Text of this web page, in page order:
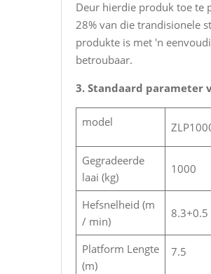
Deur hierdie produk toe te
28% van die trandisionele
produkte is met 'n
betroubaar.
3. Standaard parameter
model
Gegradeerde
laai (kg)
1000
Hefsnelheid (m
/ min)
8.3+0.5
Platform Lengte
(m)
7.5